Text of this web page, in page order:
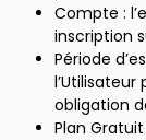
Compte :
inscription
Période
obligation
Plan